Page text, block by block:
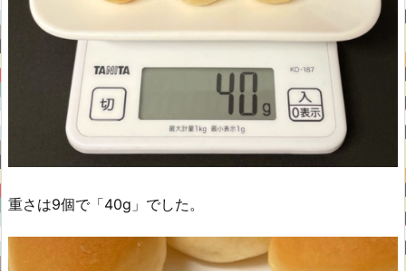
重さは9個で「40g」でした。